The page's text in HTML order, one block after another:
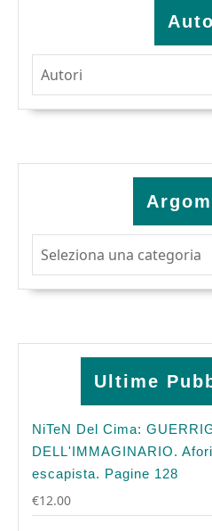
Ultime
NiTeN Del Cima:
DELL'IMMAGINARIO.
escapista. Pagine 128
€12.00